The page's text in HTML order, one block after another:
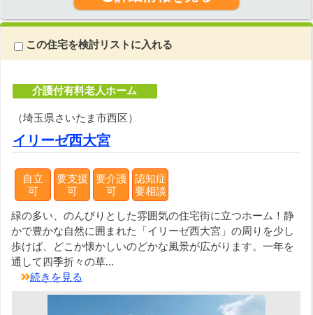
この住宅を検討リストに入れる
介護付有料老人ホーム
（埼玉県さいたま市西区）
イリーゼ西大宮
自立
可
要支援
可
要介護
可
認知症
要相談
緑の多い、のんびりとした雰囲気の住宅街に立つホーム！静
かで豊かな自然に囲まれた「イリーゼ西大宮」の周りを少し
歩けば、どこか懐かしいのどかな風景が広がります。一年を
通して四季折々の草...
続きを見る